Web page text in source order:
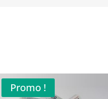
Promo !